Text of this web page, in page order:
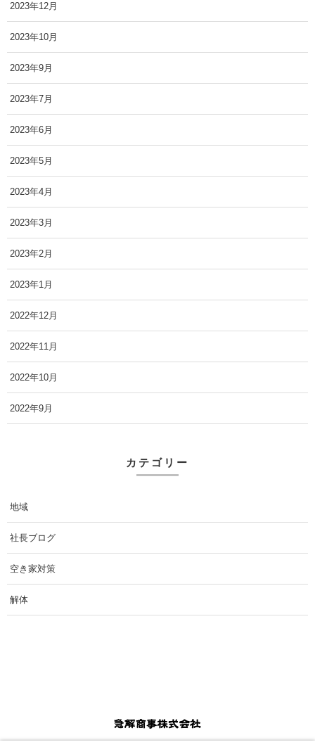
2023年12月
2023年10月
2023年9月
2023年7月
2023年6月
2023年5月
2023年4月
2023年3月
2023年2月
2023年1月
2022年12月
2022年11月
2022年10月
2022年9月
カテゴリー
地域
社長ブログ
空き家対策
解体